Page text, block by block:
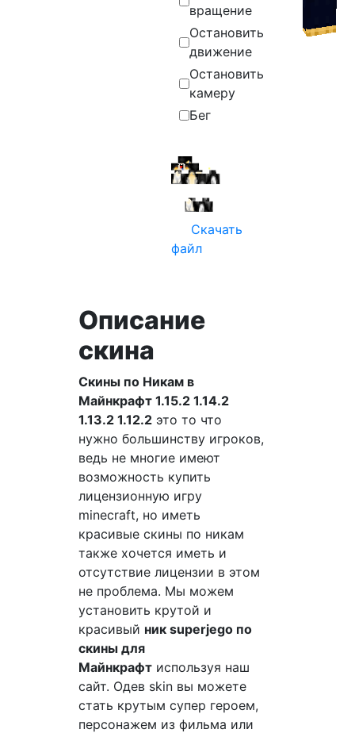
вращение
Остановить
движение
Остановить
камеру
Бег
Скачать
файл
Описание
скина
Скины по Никам в
Майнкрафт 1.15.2 1.14.2
1.13.2 1.12.2это то что
нужно большинству игроков,
ведь не многие имеют
возможность купить
лицензионную игру
minecraft, но иметь
красивые скины по никам
также хочется иметь и
отсутствие лицензии в этом
не проблема. Мы можем
установить крутой и
красивый ник superjego по
скины для
Майнкрафтиспользуя наш
сайт. Одев skin вы можете
стать крутым супер героем,
персонажем из фильма или